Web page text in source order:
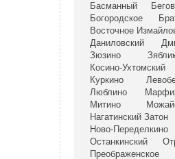
Басманный
Богородское
Восточное
Даниловский
Зюзино
Косино-Ухтомский
Куркино
Люблино
Митино
Нагатинский Затон
Ново-Переделкино
Останкинский
Преображенское